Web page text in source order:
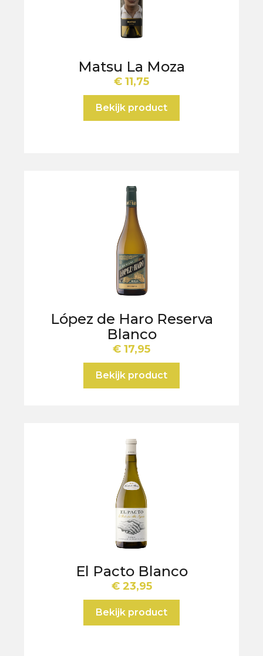
Matsu La Moza
€ 11,75
Bekijk product
López de Haro Reserva
Blanco
€ 17,95
Bekijk product
El Pacto Blanco
€23,95
Bekijk product